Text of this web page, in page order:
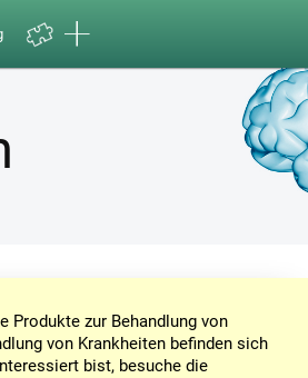
Produkte zur Behandlung von
von Krankheiten befinden sich
bist, besuche die